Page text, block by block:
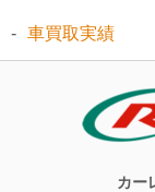
車買取実績
カー